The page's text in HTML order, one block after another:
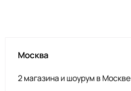
Москва
2 магазина и шоурум в Москве